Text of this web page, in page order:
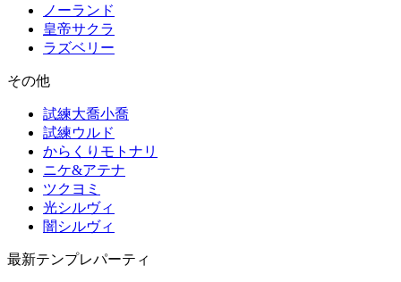
ノーランド
皇帝サクラ
ラズベリー
その他
試練大喬小喬
試練ウルド
からくりモトナリ
ニケ&アテナ
ツクヨミ
光シルヴィ
闇シルヴィ
最新テンプレパーティ